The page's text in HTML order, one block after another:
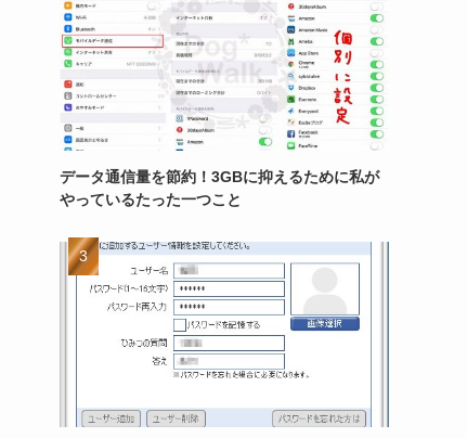
データ通信量を節約！3GBに抑えるために私が
やっているたった一つこと